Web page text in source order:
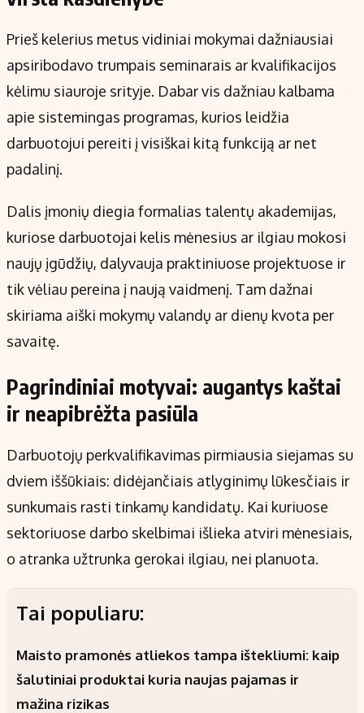
Prieš kelerius metus vidiniai mokymai dažniausiai
apsiribodavo trumpais seminarais ar kvalifikacijos
kėlimu siauroje srityje. Dabar vis dažniau kalbama
apie sistemingas programas, kurios leidžia
darbuotojui pereiti į visiškai kitą funkciją ar net
padalinį.
Dalis įmonių diegia formalias talentų akademijas,
kuriose darbuotojai kelis mėnesius ar ilgiau mokosi
naujų įgūdžių, dalyvauja praktiniuose projektuose ir
tik vėliau pereina į naują vaidmenį. Tam dažnai
skiriama aiški mokymų valandų ar dienų kvota per
savaitę.
Pagrindiniai motyvai: augantys kaštai
ir neapibrėžta pasiūla
Darbuotojų perkvalifikavimas pirmiausia siejamas su
dviem iššūkiais: didėjančiais atlyginimų lūkesčiais ir
sunkumais rasti tinkamų kandidatų. Kai kuriuose
sektoriuose darbo skelbimai išlieka atviri mėnesiais,
o atranka užtrunka gerokai ilgiau, nei planuota.
Tai populiaru:
Maisto pramonės atliekos tampa ištekliumi: kaip
šalutiniai produktai kuria naujas pajamas ir
mažina rizikas